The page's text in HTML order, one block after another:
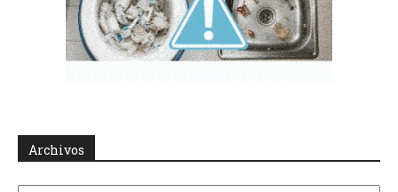
Archivos
Archivos